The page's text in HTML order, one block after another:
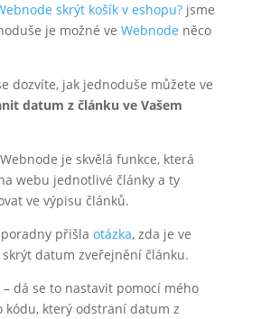
skrýt košík v eshopu?jsme
je možné ve Webnode něco
dozvíte, jak jednoduše můžete ve
datum z článku ve Vašem
Webnode je skvělá funkce, která
webu jednotlivé články a ty
ve výpisu článků.
přišla otázka, zda je ve
datum zveřejnění článku.
– dá se to nastavit pomocí mého
kódu, který odstraní datum z